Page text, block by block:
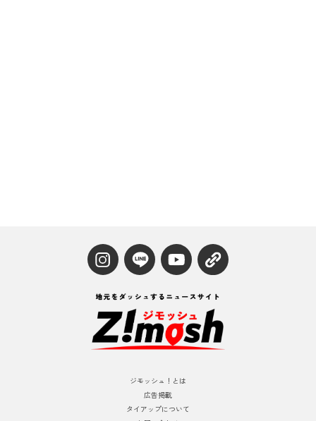
ジモッシュ！とは
広告掲載
タイアップについて